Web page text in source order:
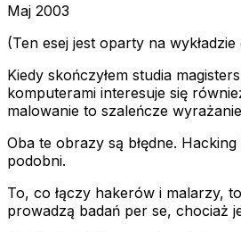
Maj 2003
(Ten esej jest oparty na
Kiedy skończyłem studia
komputerami interesuje się
malowanie to szaleńcze
Oba te obrazy są błędne.
podobni.
To, co łączy hakerów i malarzy,
prowadzą badań per se, chociaż